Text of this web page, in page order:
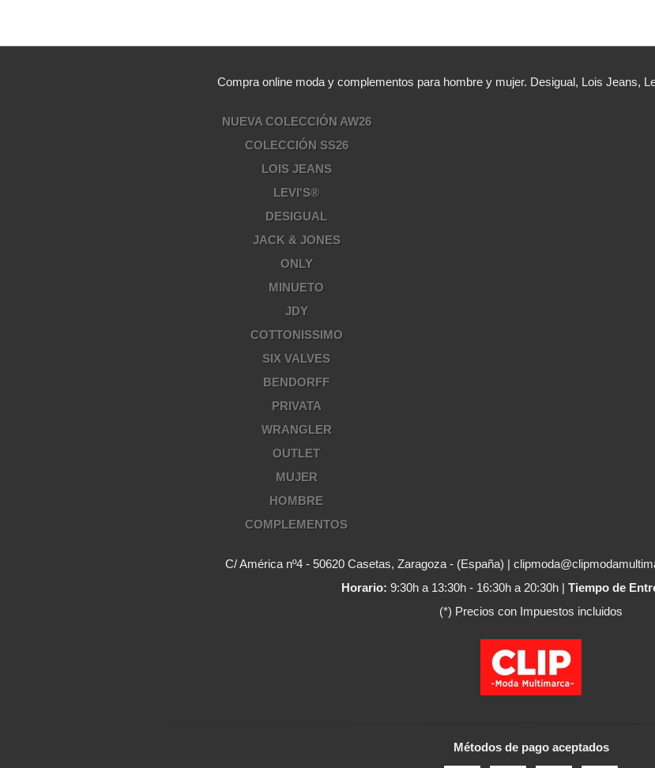
Compra online moda y complementos para hombre y mujer. Desigual, Lois Jeans,
NUEVA COLECCIÓN AW26
COLECCIÓN SS26
LOIS JEANS
LEVI'S®
DESIGUAL
JACK & JONES
ONLY
MINUETO
JDY
COTTONISSIMO
SIX VALVES
BENDORFF
PRIVATA
WRANGLER
OUTLET
MUJER
HOMBRE
COMPLEMENTOS
C/ América nº4 - 50620 Casetas, Zaragoza - (España) |
Horario: 9:30h a 13:30h - 16:30h a 20:30h | Tiempo de
(*) Precios con Impuestos incluidos
Métodos de pago aceptados